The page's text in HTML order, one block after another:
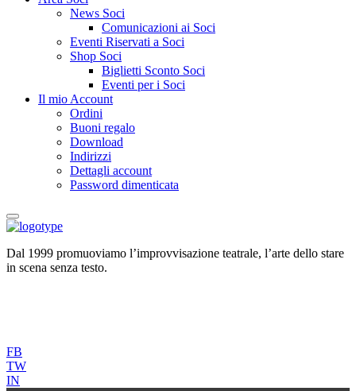
News Soci
Comunicazioni ai Soci
Eventi Riservati a Soci
Shop Soci
Biglietti Sconto Soci
Eventi per i Soci
Il mio Account
Ordini
Buoni regalo
Download
Indirizzi
Dettagli account
Password dimenticata
Dal 1999 promuoviamo l’improvvisazione teatrale, l’arte dello stare
in scena senza testo.
FB
TW
IN